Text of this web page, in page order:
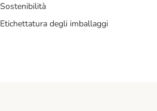
Sostenibilità
Etichettatura degli imballaggi